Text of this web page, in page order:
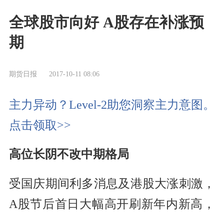
全球股市向好 A股存在补涨预
期
期货日报 2017-10-11 08:06
主力异动？Level-2助您洞察主力意图。
点击领取>>
高位长阴不改中期格局
受国庆期间利多消息及港股大涨刺激，
A股节后首日大幅高开刷新年内新高，